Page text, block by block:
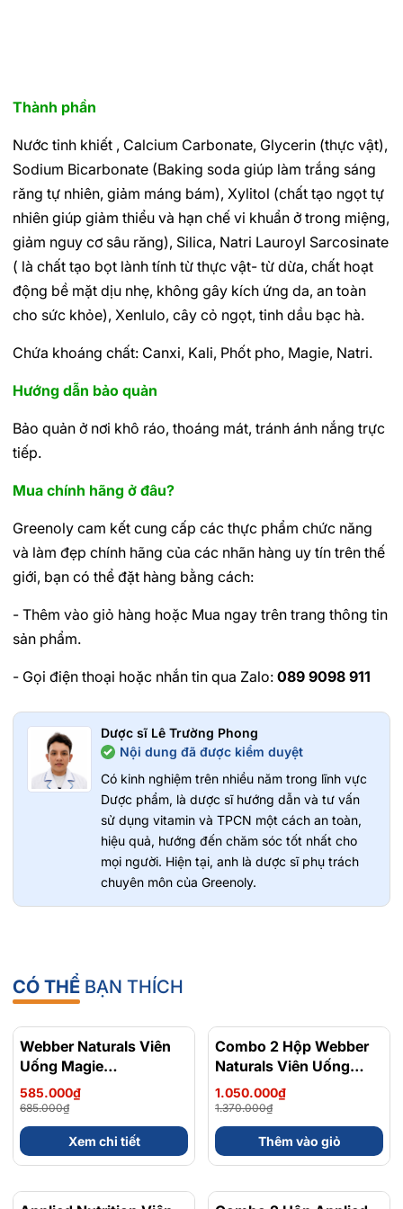
Thành phần
Nước tinh khiết , Calcium Carbonate, Glycerin (thực vật),
Sodium Bicarbonate (Baking soda giúp làm trắng sáng
răng tự nhiên, giảm máng bám), Xylitol (chất tạo ngọt tự
nhiên giúp giảm thiểu và hạn chế vi khuẩn ở trong miệng,
giảm nguy cơ sâu răng), Silica, Natri Lauroyl Sarcosinate
( là chất tạo bọt lành tính từ thực vật- từ dừa, chất hoạt
động bề mặt dịu nhẹ, không gây kích ứng da, an toàn
cho sức khỏe), Xenlulo, cây cỏ ngọt, tinh dầu bạc hà.
Chứa khoáng chất: Canxi, Kali, Phốt pho, Magie, Natri.
Hướng dẫn bảo quản
Bảo quản ở nơi khô ráo, thoáng mát, tránh ánh nắng trực
tiếp.
Mua chính hãng ở đâu?
Greenoly cam kết cung cấp các thực phẩm chức năng
và làm đẹp chính hãng của các nhãn hàng uy tín trên thế
giới, bạn có thể đặt hàng bằng cách:
- Thêm vào giỏ hàng hoặc Mua ngay trên trang thông tin
sản phẩm.
- Gọi điện thoại hoặc nhắn tin qua Zalo: 089 9098 911
Dược sĩ Lê Trường Phong
Nội dung đã được kiểm duyệt
Có kinh nghiệm trên nhiều năm trong lĩnh vực
Dược phẩm, là dược sĩ hướng dẫn và tư vấn
sử dụng vitamin và TPCN một cách an toàn,
hiệu quả, hướng đến chăm sóc tốt nhất cho
mọi người. Hiện tại, anh là dược sĩ phụ trách
chuyên môn của Greenoly.
CÓ THỂ BẠN THÍCH
- 15%
Webber Naturals Viên
Uống Magie
Magnesium
Bisglycinate 200mg -
Chính Ngạch Canada,
Xuất VAT
585.000₫
685.000₫
Xem chi tiết
- 23%
Combo 2 Hộp Webber
Naturals Viên Uống
Magie Dễ Dàng Hấp
Làm Dịu Nhẹ Cho Hệ
Tiêu Hóa Magnesium
Bisglycinate 200mg -
Hộp 120 Viên
1.050.000₫
1.370.000₫
Thêm vào giỏ